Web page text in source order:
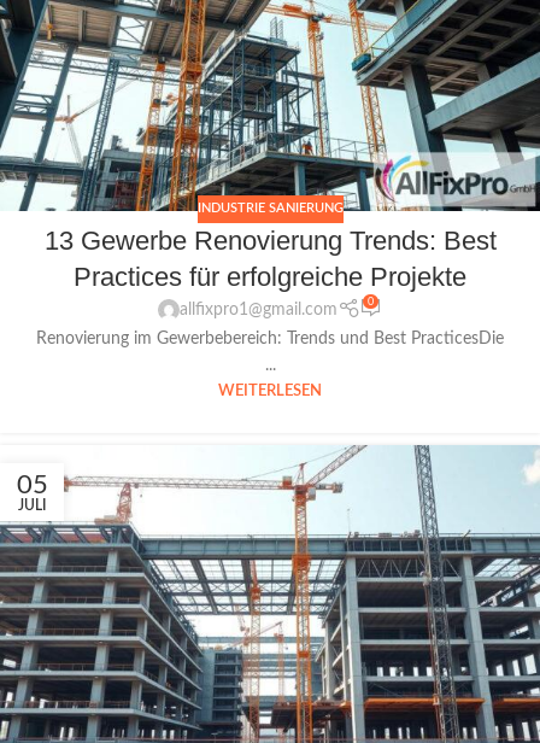
INDUSTRIE SANIERUNG
13 Gewerbe Renovierung Trends: Best
Practices für erfolgreiche Projekte
allfixpro1@gmail.com
0
Renovierung im Gewerbebereich: Trends und Best PracticesDie
...
WEITERLESEN
05
JULI